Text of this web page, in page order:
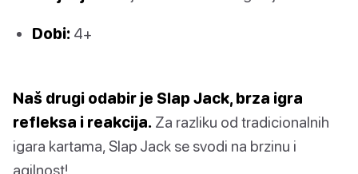
Dobi: 4+
Naš drugi odabir je Slap Jack, brza igra
refleksa i reakcija. Za razliku od tradicionalnih
igara kartama, Slap Jack se svodi na brzinu i
agilnost!